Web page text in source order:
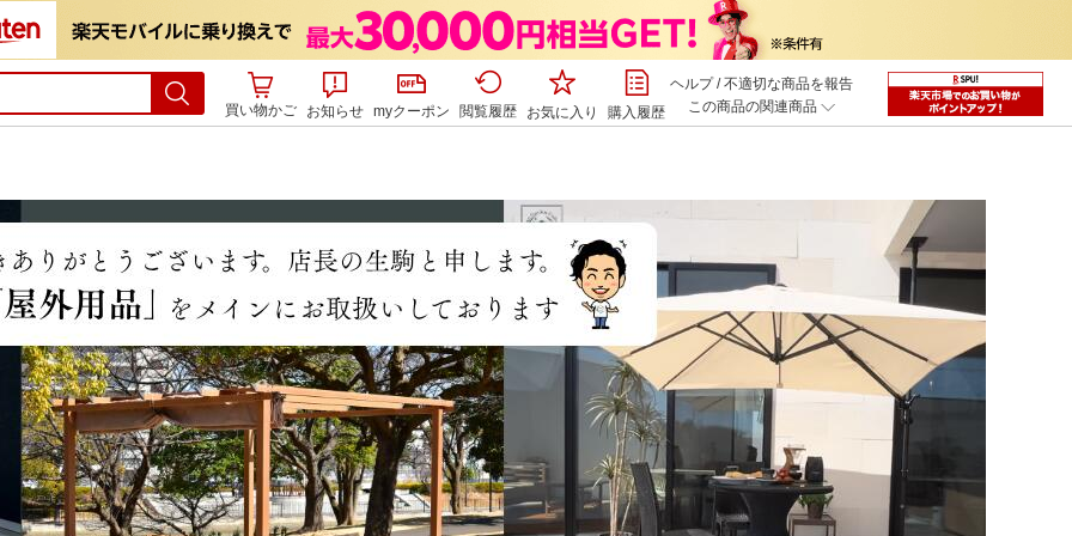
買い物かご お知らせ myクーポン 閲覧履歴 お気に入り 購入履歴
ヘルプ/不適切な商品を報告
この商品の関連商品